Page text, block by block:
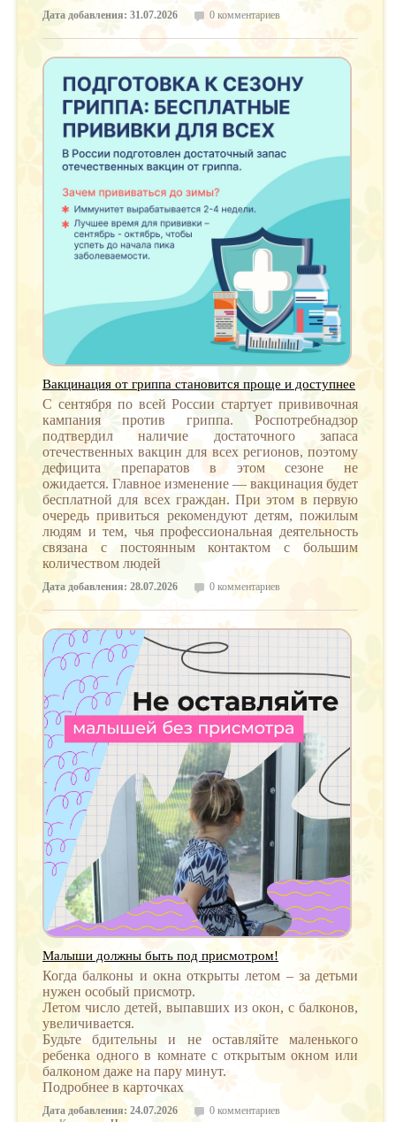
Дата добавления: 31.07.2026 0 комментариев
Вакцинация от гриппа становится проще и доступнее
С сентября по всей России стартует прививочная
кампания против гриппа. Роспотребнадзор
подтвердил наличие достаточного запаса
отечественных вакцин для всех регионов, поэтому
дефицита препаратов в этом сезоне не
ожидается. Главное изменение — вакцинация будет
бесплатной для всех граждан. При этом в первую
очередь привиться рекомендуют детям, пожилым
людям и тем, чья профессиональная деятельность
связана с постоянным контактом с большим
количеством людей
Дата добавления: 28.07.2026 0 комментариев
Малыши должны быть под присмотром!
Когда балконы и окна открыты летом – за детьми
нужен особый присмотр.
Летом число детей, выпавших из окон, с балконов,
увеличивается.
Будьте бдительны и не оставляйте маленького
ребенка одного в комнате с открытым окном или
балконом даже на пару минут.
Подробнее в карточках
Дата добавления: 24.07.2026
0 комментариев